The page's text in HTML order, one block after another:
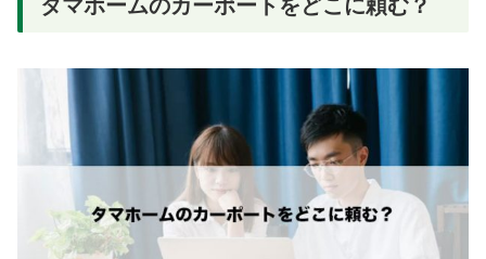
タマホームのカーポートをどこに頼む？